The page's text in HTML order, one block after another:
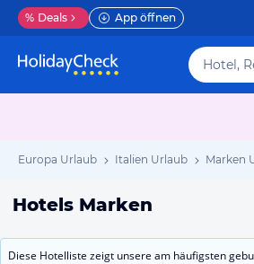
% Deals App öffnen
Europa Urlaub Italien Urlaub Marken
Hotels Marken
Diese Hotelliste zeigt unsere am häufigsten